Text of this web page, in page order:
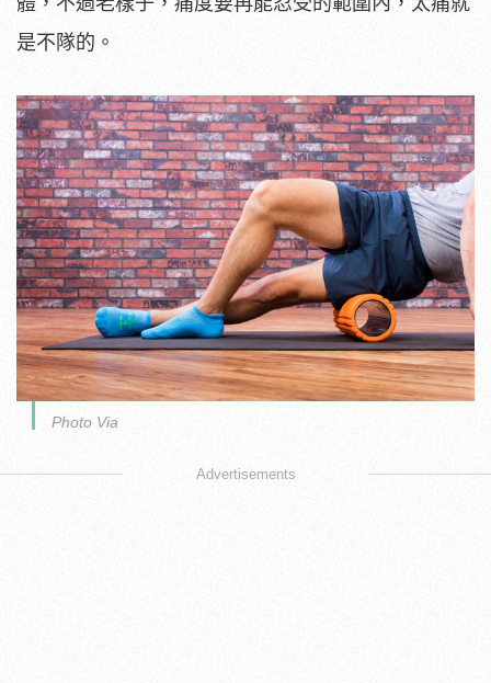
是不隊的。
Photo Via
Advertisements